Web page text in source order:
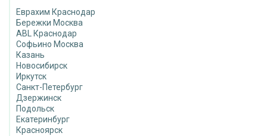
Еврахим Краснодар
Бережки Москва
ABL Краснодар
Софьино Москва
Казань
Новосибирск
Иркутск
Санкт-Петербург
Дзержинск
Подольск
Екатеринбург
Красноярск